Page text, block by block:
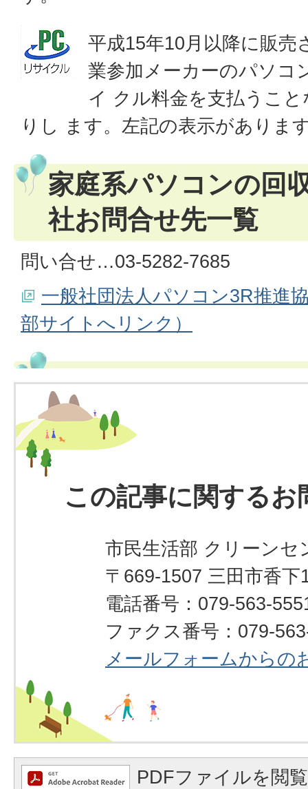
平成15年10月以降に販売
業参加メーカーのパソコ
イ クル料金を支払うこ
りし ます。左記の表示がありま
家庭系パソコンの回
社お問合せ先一覧
問い合せ…03-5282-7685
一般社団法人パソコン3R推進
部サイトへリンク）
この記事に関するお
市民生活部 クリーンセ
〒669-1507 三田市香下
電話番号：079-563-
ファクス番号：079-
メールフォームからの
PDFファイルを閲